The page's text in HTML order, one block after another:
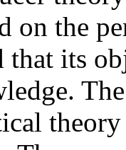
on the
that its